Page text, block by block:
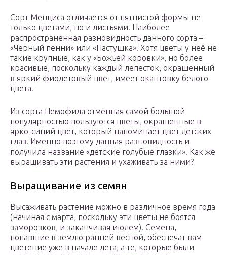
Сорт Менциса отличается от пятнистой формы не
только цветами, но и листьями. Наиболее
распространённая разновидность данного сорта –
«Чёрный пенни» или «Пастушка». Хотя цветы у неё не
такие крупные, как у «Божьей коровки», но более
красивые, поскольку каждый лепесток, окрашенный
в яркий фиолетовый цвет, имеет окантовку белого
цвета.
Из сорта Немофила отменная самой большой
популярностью пользуются цветы, окрашенные в
ярко-синий цвет, который напоминает цвет детских
глаз. Именно поэтому данная разновидность и
получила название «детские голубые глазки». Как же
выращивать эти растения и ухаживать за ними?
Выращивание из семян
Высаживать растение можно в различное время года
(начиная с марта, поскольку эти цветы не боятся
заморозков, и заканчивая июлем). Семена,
попавшие в землю ранней весной, обеспечат вам
цветение уже в начале лета, а те, которые были